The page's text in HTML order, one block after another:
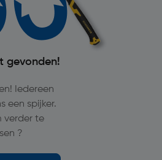
gevonden!
Iedereen
een spijker.
verder te
?